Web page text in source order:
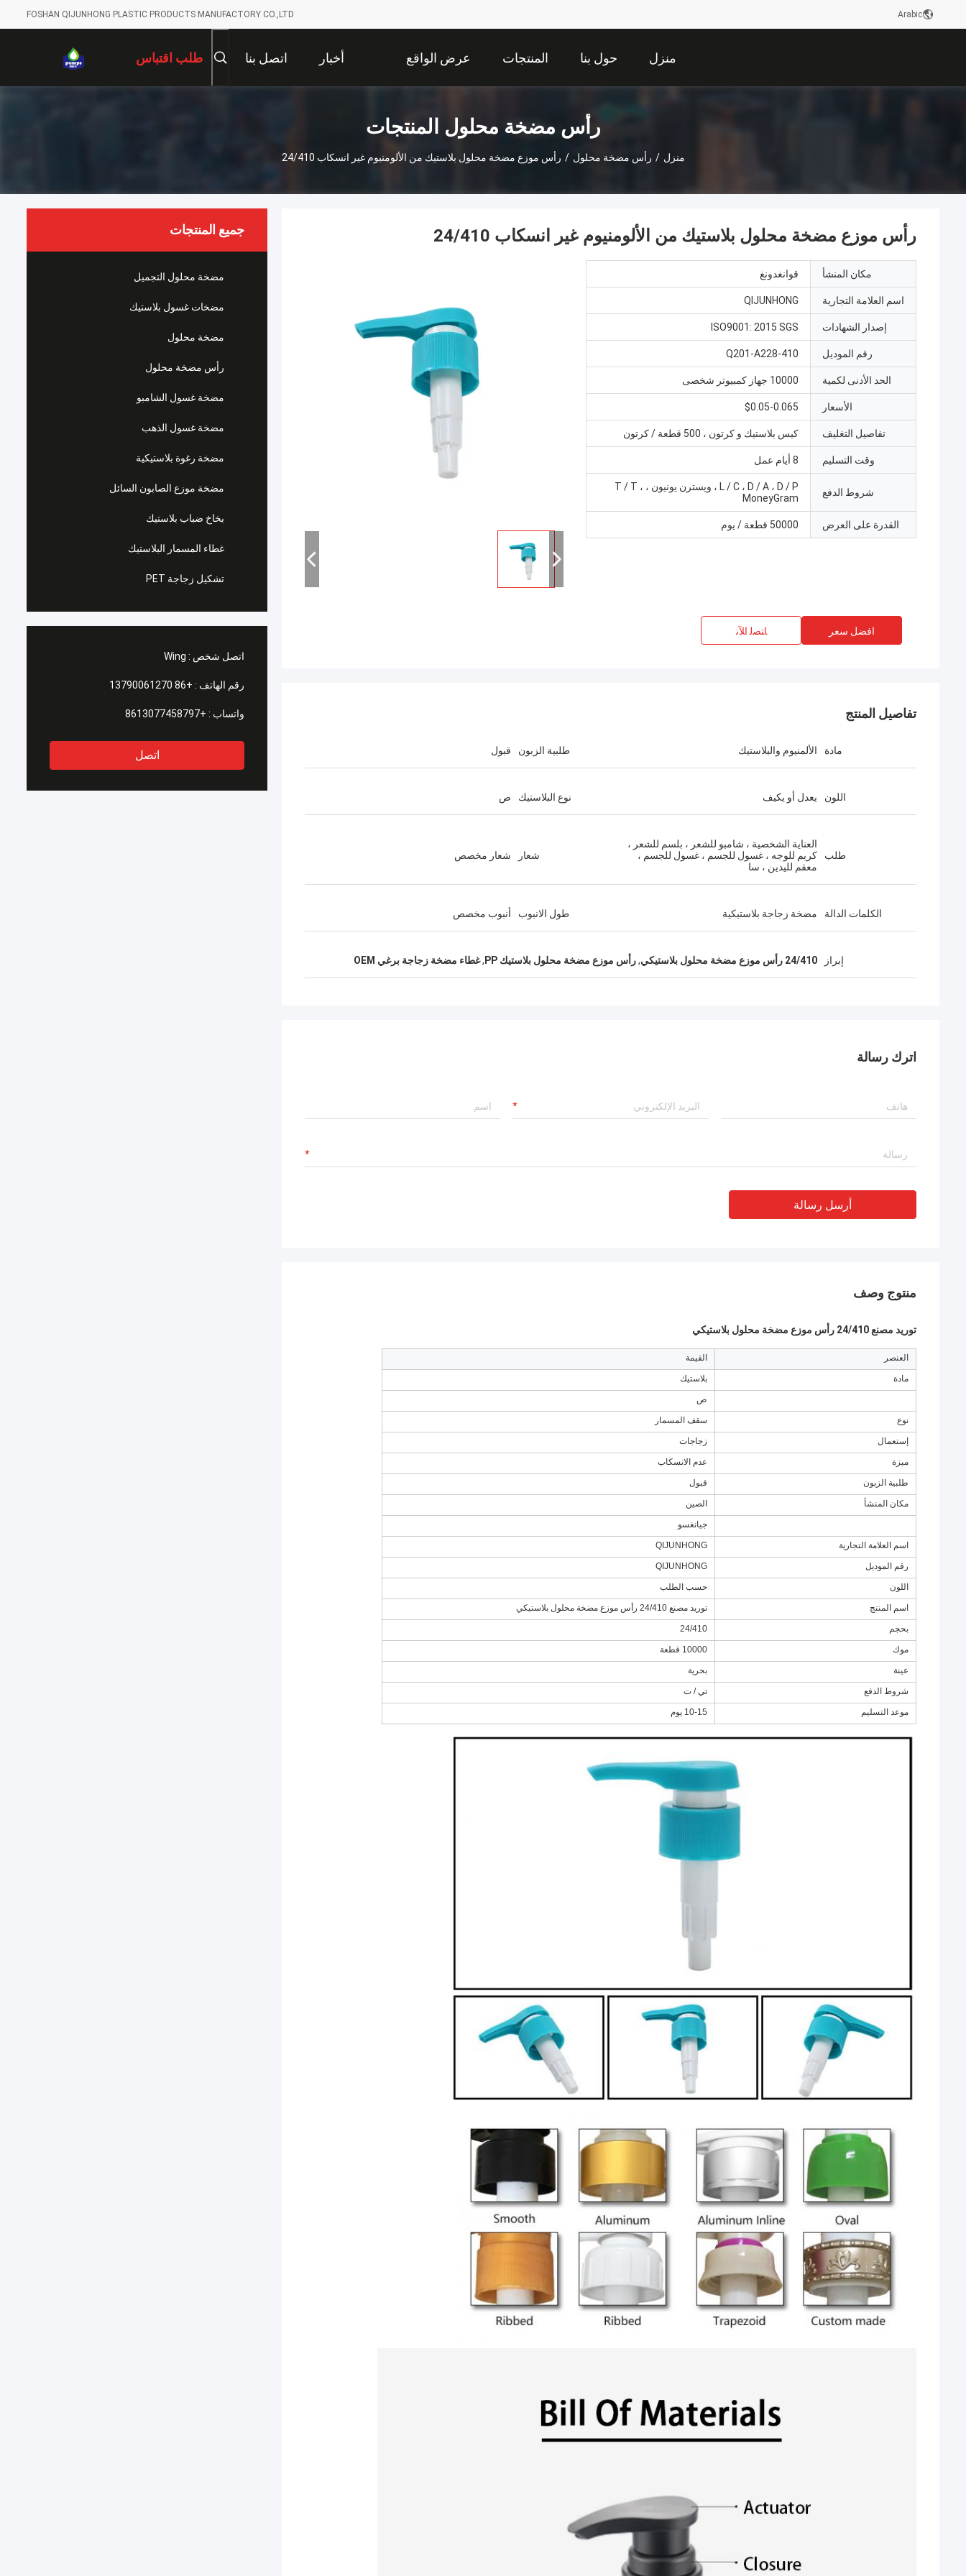
FOSHAN QIJUNHONG PLASTIC PRODUCTS MANUFACTORY CO.,LTD Arabic
منزل حول بنا المنتجات عرض الواقع
الافتراضي
أخبار اتصل بنا طلب اقتباس
رأس مضخة محلول المنتجات
منزل / رأس مضخة محلول / رأس موزع مضخة محلول بلاستيك من الألومنيوم غير انسكاب 24/410
جميع المنتجات
مضخة محلول التجميل
مضخات غسول بلاستيك
مضخة محلول
رأس مضخة محلول
مضخة غسول الشامبو
مضخة غسول الذهب
مضخة رغوة بلاستيكية
مضخة موزع الصابون السائل
بخاخ ضباب بلاستيك
غطاء المسمار البلاستيك
تشكيل زجاجة PET
اتصل شخص : Wing
رقم الهاتف : +86 13790061270
واتساب : +8613077458797
اتصل
رأس موزع مضخة محلول بلاستيك من الألومنيوم غير انسكاب 24/410
مكان المنشأ قوانغدونغ
اسم العلامة التجارية QIJUNHONG
إصدار الشهادات ISO9001: 2015 SGS
رقم الموديل Q201-A228-410
الحد الأدنى لكمية 10000 جهاز كمبيوتر شخصى
الأسعار $0.05-0.065
تفاصيل التغليف كيس بلاستيك و كرتون ، 500 قطعة / كرتون
وقت التسليم 8 أيام عمل
شروط الدفع
L / C ، D / A ، D / P ، ويسترن يونيون ، T / T ،
MoneyGram
القدرة على العرض 50000 قطعة / يوم
افضل سعر ﺎﺘﺼﻟ ﺍﻶﻧ
تفاصيل المنتج
مادة الألمنيوم والبلاستيك طلبية الزبون قبول
اللون يعدل أو يكيف نوع البلاستيك ص
طلب
العناية الشخصية ، شامبو للشعر ، بلسم للشعر ،
كريم للوجه ، غسول للجسم ، غسول للجسم ،
معقم لليدين ، سا
شعار شعار مخصص
الكلمات الدالة مضخة زجاجة بلاستيكية طول الانبوب أنبوب مخصص
إبراز 24/410 رأس موزع مضخة محلول بلاستيكي ,رأس موزع مضخة محلول بلاستيك PP ,غطاء مضخة زجاجة برغي OEM
اترك رسالة
أرسل رسالة
منتوج وصف
توريد مصنع 24/410 رأس موزع مضخة محلول بلاستيكي
العنصر القيمة
مادة بلاستيك
ص
نوع سقف المسمار
إستعمال زجاجات
ميزة عدم الانسكاب
طلبية الزبون قبول
مكان المنشأ الصين
جيانغسو
اسم العلامة التجارية QIJUNHONG
رقم الموديل QIJUNHONG
اللون حسب الطلب
اسم المنتج توريد مصنع 24/410 رأس موزع مضخة محلول بلاستيكي
بحجم 24/410
موك 10000 قطعة
عينة بحرية
شروط الدفع تي / ت
موعد التسليم 10-15 يوم